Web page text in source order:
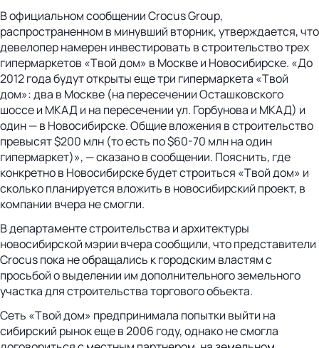
В официальном сообщении Crocus Group,
распространенном в минувший вторник, утверждается, что
девелопер намерен инвестировать в строительство трех
гипермаркетов «Твой дом» в Москве и Новосибирске. «До
2012 года будут открыты еще три гипермаркета «Твой
дом»: два в Москве (на пересечении Осташковского
шоссе и МКАД и на пересечении ул. Горбунова и МКАД) и
один — в Новосибирске. Общие вложения в строительство
превысят $200 млн (то есть по $60-70 млн на один
гипермаркет)», — сказано в сообщении. Пояснить, где
конкретно в Новосибирске будет строиться «Твой дом» и
сколько планируется вложить в новосибирский проект, в
компании вчера не смогли.
В департаменте строительства и архитектуры
новосибирской мэрии вчера сообщили, что представители
Crocus пока не обращались к городским властям с
просьбой о выделении им дополнительного земельного
участка для строительства торгового объекта.
Сеть «Твой дом» предпринимала попытки выйти на
сибирский рынок еще в 2006 году, однако не смогла